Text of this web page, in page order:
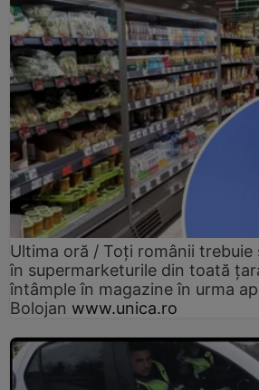
Ultima oră / Toți românii trebuie
în supermarketurile din toată
întâmple în magazine în urma
Bolojan www.unica.ro